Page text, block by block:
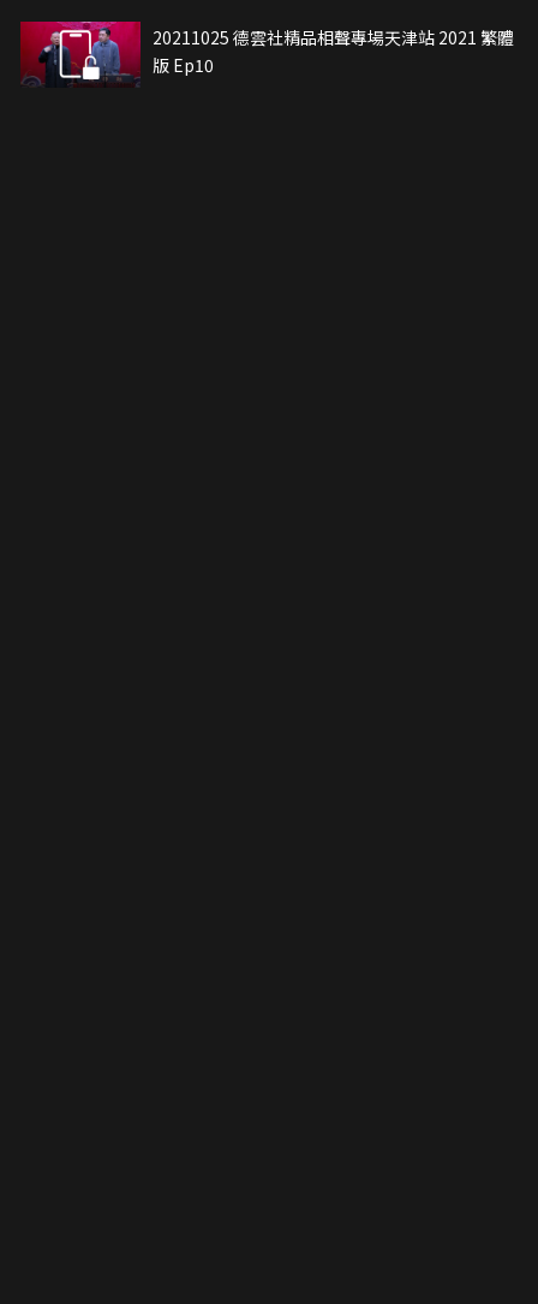
20211025 德雲社精品相聲專場天津站 2021 繁體
版 Ep10